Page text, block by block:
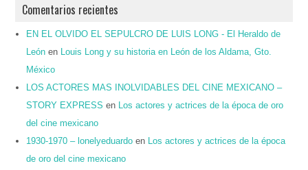
Comentarios recientes
EN EL OLVIDO EL SEPULCRO DE LUIS LONG - El Heraldo de
León en
Louis Long y su historia en León de los Aldama, Gto.
México
LOS ACTORES MAS INOLVIDABLES DEL CINE MEXICANO –
STORY EXPRESS en
Los actores y actrices de la época de oro
del cine mexicano
1930-1970 – lonelyeduardo en
Los actores y actrices de la época
de oro del cine mexicano